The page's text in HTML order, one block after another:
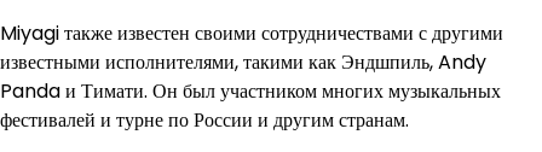
Miyagi также известен своими сотрудничествами с другими
известными исполнителями, такими как Эндшпиль, Andy
Panda и Тимати. Он был участником многих музыкальных
фестивалей и турне по России и другим странам.